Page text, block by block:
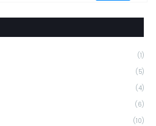
(1)
(5)
(4)
(6)
(10)